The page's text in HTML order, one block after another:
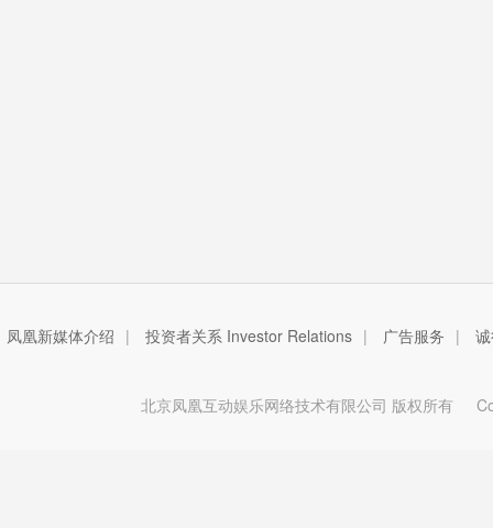
凤凰新媒体介绍 | 投资者关系 Investor Relations | 广告服务 |
北京凤凰互动娱乐网络技术有限公司 版权所有